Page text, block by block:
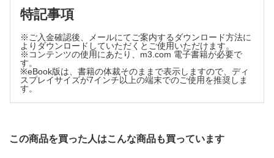
の交換で対応した2例
白内障手術後／グリスニングと表面散乱 （松島博之）
片眼の眼内レンズ混濁（表面散乱）が生じた症例
白内障手術後／dysphotopsia（異常光視症） （稲村幹夫）
白内障術後に異常光視症（dysphotopsia）を生じて眼内レンズの入
れ替えに至った症例
白内障手術後／TASS （島 奈津子，小早川信一郎）
TASS を発症，水疱性角膜症に転帰した症例
白内障手術後／前嚢収縮 （林 研）
水晶体の白濁と偏位
視力矯正のための装具と手術
眼鏡
コンタクトレンズ
オルソケラトロジー
眼内レンズ
若年者の調節けいれん （森本 壮）
特記事項
※ご入金確認後、メールにてご案内するダウンロード方法に
よりダウンロードしていただくとご使用いただけます。
※コンテンツの使用にあたり、m3.com 電子書籍が必要で
す。
※eBook版は、書籍の体裁そのままで表示しますので、ディ
スプレイサイズが7インチ以上の端末でのご使用を推奨しま
す。
この商品を買った人はこんな商品も買っています